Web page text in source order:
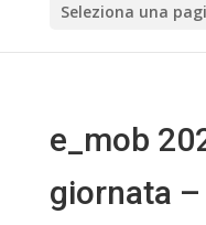
Seleziona una
e_mob
giornata